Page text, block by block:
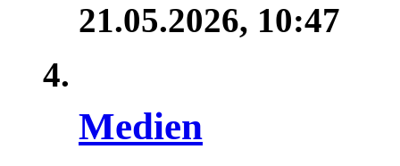
21.05.2026, 10:47
Medien